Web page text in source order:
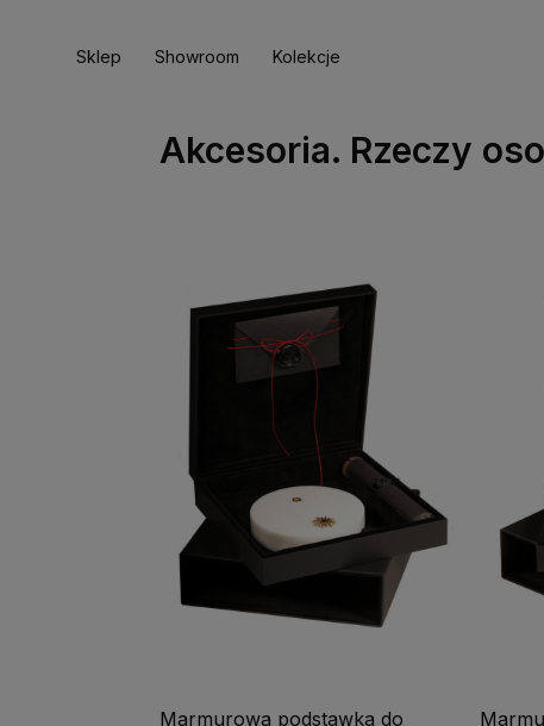
Sklep Showroom Kolekcje
Akcesoria. Rzeczy
Marmurowa podstawka do